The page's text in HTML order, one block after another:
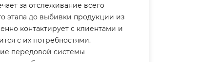
за отслеживание всего
этапа до выбивки продукции из
контактирует с клиентами и
с их потребностями.
передовой системы